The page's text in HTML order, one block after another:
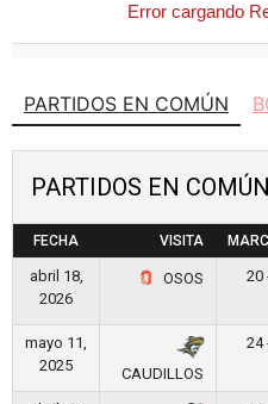
PARTIDOS EN COMÚN
PARTIDOS EN COMÚN
FECHA VISITA
abril 18,
2026
OSOS 20
mayo 11,
2025
CAUDILLOS
24